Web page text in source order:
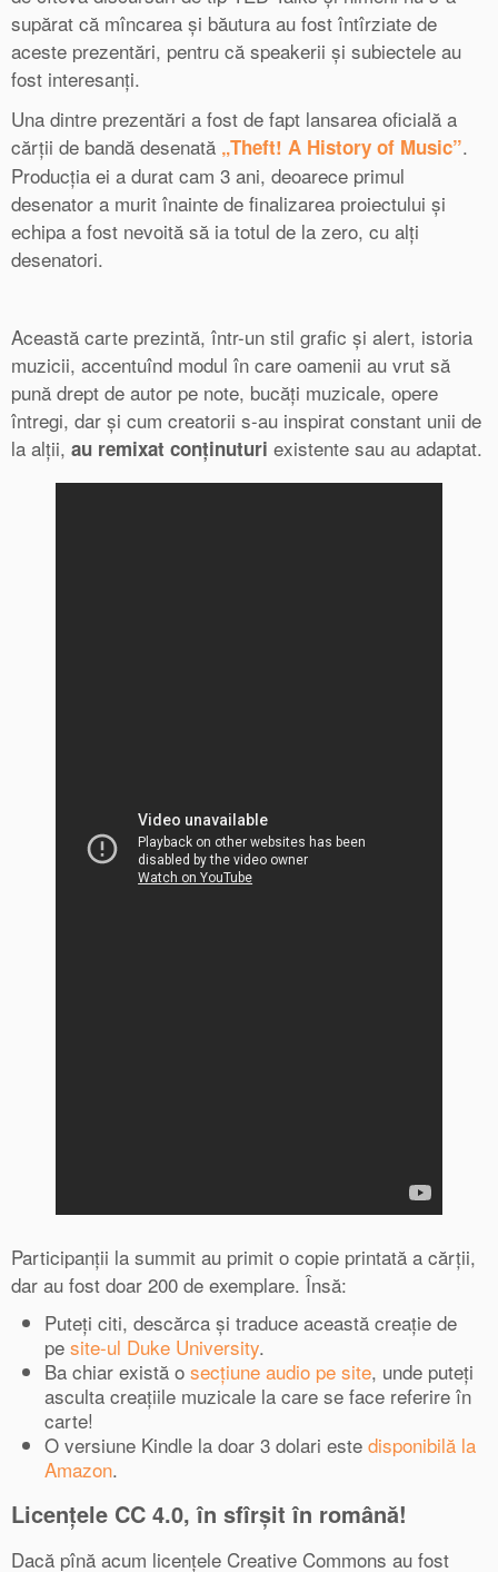
supărat că mîncarea și băutura au fost întîrziate de
aceste prezentări, pentru că speakerii și subiectele au
fost interesanți.
Una dintre prezentări a fost de fapt lansarea oficială a
cărții de bandă desenată „Theft! A History of Music”.
Producția ei a durat cam 3 ani, deoarece primul
desenator a murit înainte de finalizarea proiectului și
echipa a fost nevoită să ia totul de la zero, cu alți
desenatori.
Această carte prezintă, într-un stil grafic și alert, istoria
muzicii, accentuînd modul în care oamenii au vrut să
pună drept de autor pe note, bucăți muzicale, opere
întregi, dar și cum creatorii s-au inspirat constant unii de
la alții, au remixat conținuturi existente sau au adaptat.
Participanții la summit au primit o copie printată a cărții,
dar au fost doar 200 de exemplare. Însă:
Puteți citi, descărca și traduce această creație de
pe site-ul Duke University.
Ba chiar există o secțiune audio pe site, unde puteți
asculta creațiile muzicale la care se face referire în
carte!
O versiune Kindle la doar 3 dolari este disponibilă la
Amazon.
Licențele CC 4.0, în sfîrșit în română!
Dacă pînă acum licențele Creative Commons au fost